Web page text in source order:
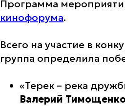
Программа
кинофорума.
Всего на участие в
группа определила
«Терек – река
Валерий